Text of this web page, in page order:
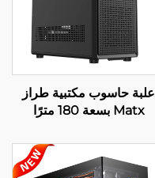
علبة حاسوب مكتبية طراز
Matx بسعة 180 مترًا